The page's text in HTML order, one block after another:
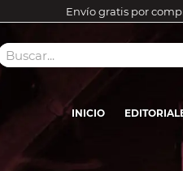
Envío gratis por
INICIO